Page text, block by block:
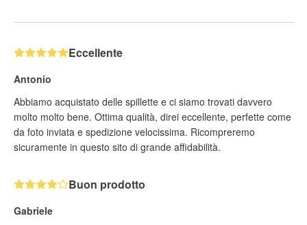
Eccellente
Antonio
Abbiamo acquistato delle spillette e ci siamo trovati davvero
molto molto bene. Ottima qualità, direi eccellente, perfette come
da foto inviata e spedizione velocissima. Ricompreremo
sicuramente in questo sito di grande affidabilità.
Buon prodotto
Gabriele